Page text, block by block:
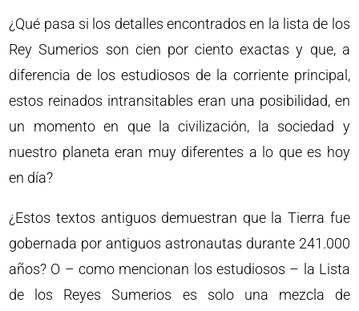
¿Qué pasa si los detalles encontrados en la lista de los
Rey Sumerios son cien por ciento exactas y que, a
diferencia de los estudiosos de la corriente principal,
estos reinados intransitables eran una posibilidad, en
un momento en que la civilización, la sociedad y
nuestro planeta eran muy diferentes a lo que es hoy
en día?
¿Estos textos antiguos demuestran que la Tierra fue
gobernada por antiguos astronautas durante 241.000
años? O – como mencionan los estudiosos – la Lista
de los Reyes Sumerios es solo una mezcla de